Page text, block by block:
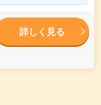
詳しく見る